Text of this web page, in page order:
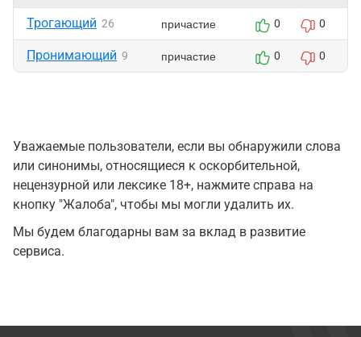
Трогающий 26 причастие 0 0
Пронимающий 9 причастие 0 0
Уважаемые пользователи, если вы обнаружили слова
или синонимы, относящиеся к оскорбительной,
нецензурной или лексике 18+, нажмите справа на
кнопку "Жалоба", чтобы мы могли удалить их.
Мы будем благодарны вам за вклад в развитие
сервиса.